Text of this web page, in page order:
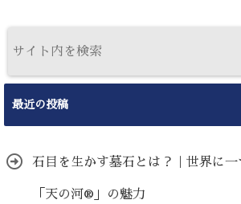
最近の投稿
石目を生かす墓石とは？｜世界に
「天の河®」の魅力